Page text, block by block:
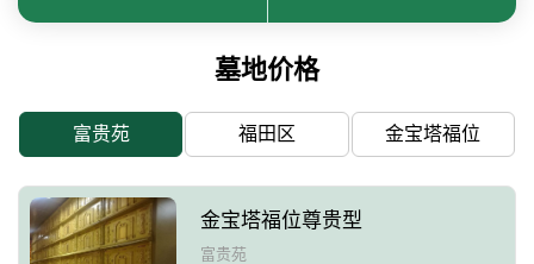
墓地价格
富贵苑 福田区 金宝塔福位
金宝塔福位尊贵型
富贵苑